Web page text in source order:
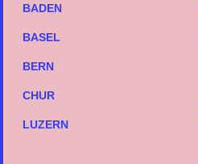
BADEN
BASEL
BERN
CHUR
LUZERN